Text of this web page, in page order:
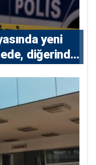
yeni
diğerinde